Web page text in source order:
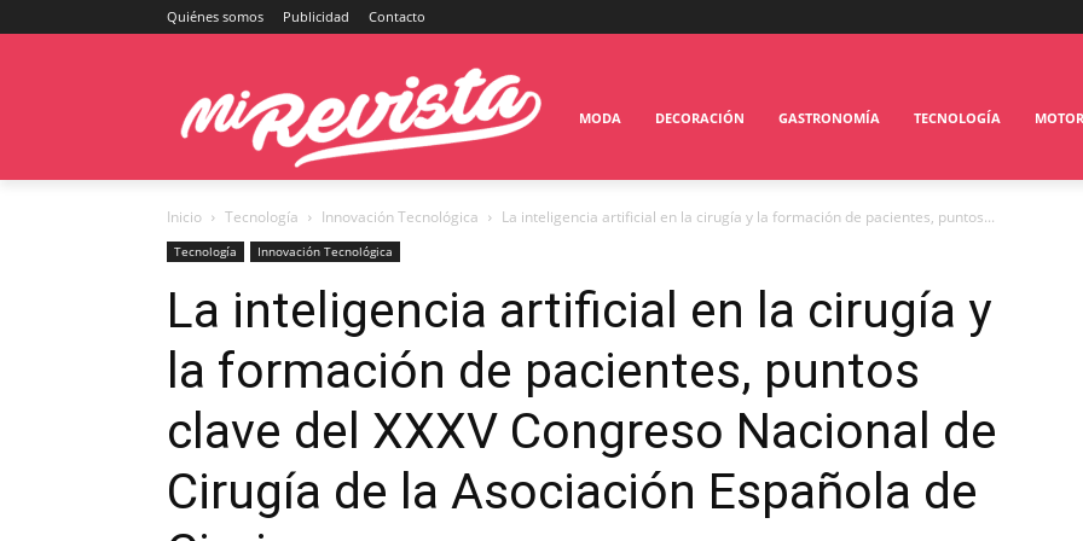
Quiénes somos Publicidad Contacto
MODA DECORACIÓN GASTRONOMÍA TECNOLOGÍA MOTOR
Inicio Tecnología Innovación Tecnológica La inteligencia artificial en la cirugía y la formación de pacientes, puntos...
Tecnología Innovación Tecnológica
La inteligencia artificial en la cirugía y
la formación de pacientes, puntos
clave del XXXV Congreso Nacional de
Cirugía de la Asociación Española de